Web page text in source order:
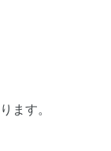
ます。